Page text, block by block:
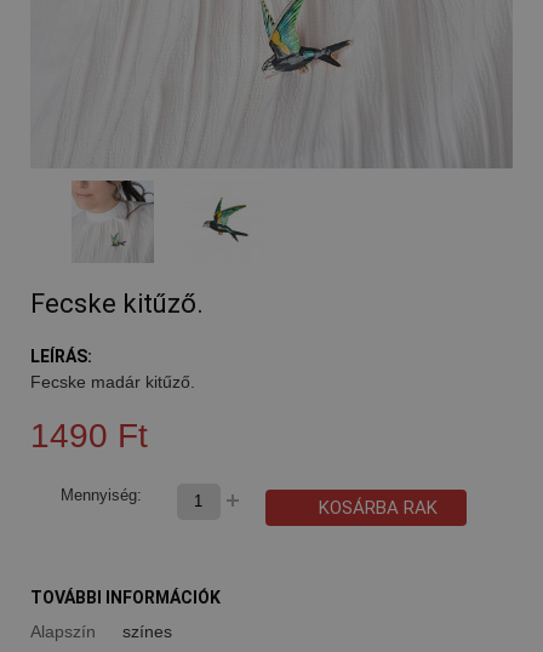
Fecske kitűző.
LEÍRÁS:
Fecske madár kitűző.
1490 Ft
Mennyiség:
KOSÁRBA RAK
TOVÁBBI INFORMÁCIÓK
Alapszín
színes